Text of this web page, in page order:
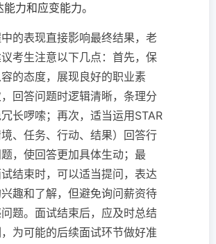
力和应变能力。
的表现直接影响最终结果，老
考生注意以下几点：首先，保
的态度，展现良好的职业素
回答问题时逻辑清晰，条理分
长啰嗦；再次，适当运用STAR
、任务、行动、结果）回答行
，使回答更加具体生动；最
结束时，可以适当提问，表达
趣和了解，但避免询问薪资待
题。面试结束后，应及时总结
为可能的后续面试环节做好准